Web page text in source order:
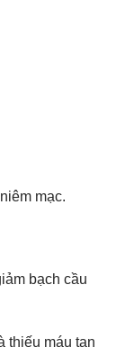
mạc.
bạch cầu
thiếu máu tan